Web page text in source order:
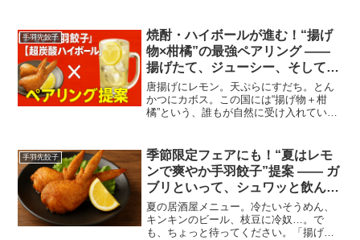
手羽先餃子
焼酎・ハイボールが進む！“揚げ
物×柑橘”の最強ペアリング ――
揚げたて、ジューシー、そしてシ
ュワッと爽快！
唐揚げにレモン。天ぷらにすだち。とん
かつにカボス。この国には“揚げ物＋柑
橘”という、誰もが自然に受け入れている
グにおいて最強なんです。
手羽先餃子
季節限定フェアにも！“夏はレモ
ンで爽やか手羽餃子”提案 ―― ガ
ブリといって、シュワッと飲ん
で、夏が始まる！
夏の居酒屋メニュー。冷たいそうめん、
キンキンのビール、枝豆に冷奴…。で
も、ちょっと待ってください。「揚げ